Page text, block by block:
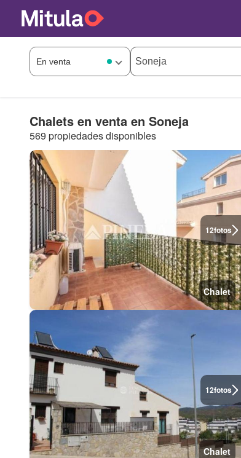
Chalets en venta en Soneja
569 propiedades disponibles
12fotos
Chalet
12fotos
Chalet